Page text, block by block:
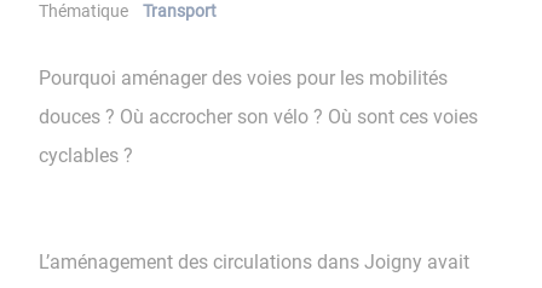
Thématique Transport
Pourquoi aménager des voies pour les mobilités
douces ? Où accrocher son vélo ? Où sont ces voies
cyclables ?
L’aménagement des circulations dans Joigny avait